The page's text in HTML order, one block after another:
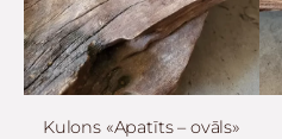
Kulons «Apatīts – ovāls»